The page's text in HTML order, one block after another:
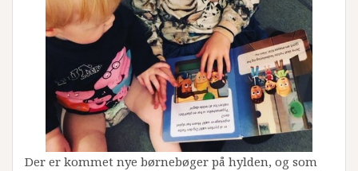
Der er kommet nye børnebøger på hylden, og som